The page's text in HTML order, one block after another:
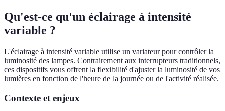
Qu'est-ce qu'un éclairage à intensité
variable ?
L'éclairage à intensité variable utilise un variateur pour contrôler la
luminosité des lampes. Contrairement aux interrupteurs traditionnels,
ces dispositifs vous offrent la flexibilité d'ajuster la luminosité de vos
lumières en fonction de l'heure de la journée ou de l'activité réalisée.
Contexte et enjeux